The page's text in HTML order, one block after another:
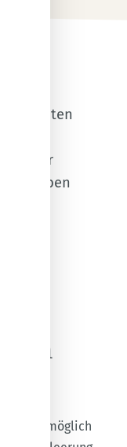
der
haben
möglich